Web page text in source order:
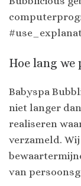
Hoe lang we
Babyspa
niet langer
realiseren
verzameld.
van